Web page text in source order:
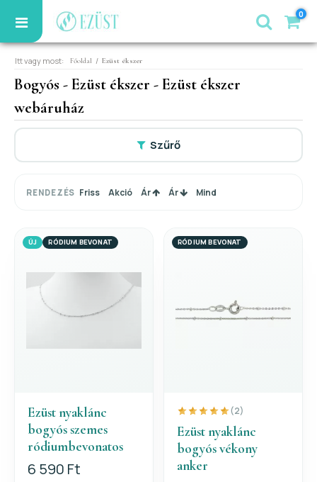
0
Itt vagy most: Főoldal / Ezüst ékszer
Bogyós - Ezüst ékszer - Ezüst ékszer
webáruház
Szűrő
RENDEZÉS Friss Akció Ár Ár Mind
ÚJ RÓDIUM BEVONAT
Ezüst nyaklánc
bogyós szemes
ródiumbevonatos
6 590 Ft
RÓDIUM BEVONAT
(2)
Ezüst nyaklánc
bogyós vékony
anker